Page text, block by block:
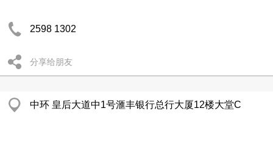
2598 1302
分享给朋友
中环 皇后大道中1号滙丰银行总行大厦12楼大堂C